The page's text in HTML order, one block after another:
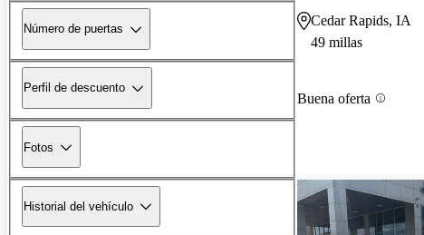
Número de puertas
Perfil de descuento
Fotos
Historial del vehículo
Cedar Rapids, IA
49 millas
Buena oferta